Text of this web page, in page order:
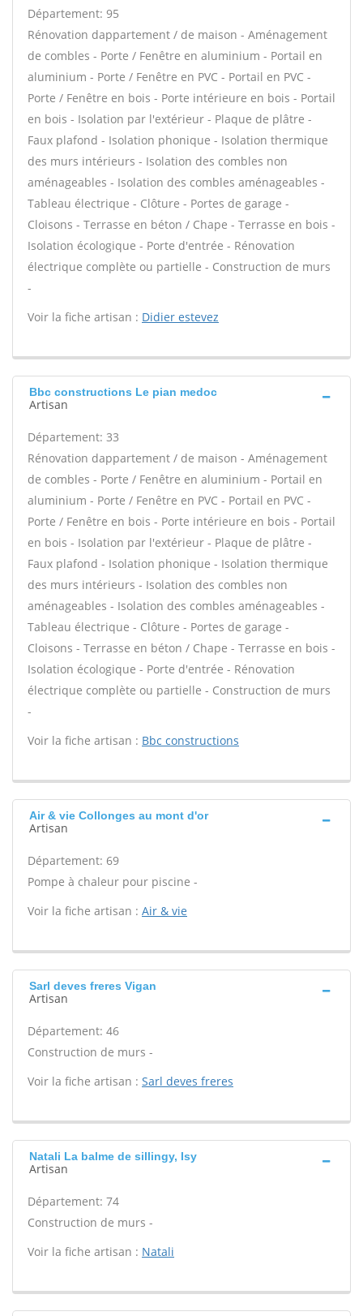
Département: 95
Rénovation dappartement / de maison - Aménagement
de combles - Porte / Fenêtre en aluminium - Portail en
aluminium - Porte / Fenêtre en PVC - Portail en PVC -
Porte / Fenêtre en bois - Porte intérieure en bois - Portail
en bois - Isolation par l'extérieur - Plaque de plâtre -
Faux plafond - Isolation phonique - Isolation thermique
des murs intérieurs - Isolation des combles non
aménageables - Isolation des combles aménageables -
Tableau électrique - Clôture - Portes de garage -
Cloisons - Terrasse en béton / Chape - Terrasse en bois -
Isolation écologique - Porte d'entrée - Rénovation
électrique complète ou partielle - Construction de murs
-
Voir la fiche artisan : Didier estevez
Bbc constructions Le pian medoc
Artisan
Département: 33
Rénovation dappartement / de maison - Aménagement
de combles - Porte / Fenêtre en aluminium - Portail en
aluminium - Porte / Fenêtre en PVC - Portail en PVC -
Porte / Fenêtre en bois - Porte intérieure en bois - Portail
en bois - Isolation par l'extérieur - Plaque de plâtre -
Faux plafond - Isolation phonique - Isolation thermique
des murs intérieurs - Isolation des combles non
aménageables - Isolation des combles aménageables -
Tableau électrique - Clôture - Portes de garage -
Cloisons - Terrasse en béton / Chape - Terrasse en bois -
Isolation écologique - Porte d'entrée - Rénovation
électrique complète ou partielle - Construction de murs
-
Voir la fiche artisan : Bbc constructions
Air & vie Collonges au mont d'or
Artisan
Département: 69
Pompe à chaleur pour piscine -
Voir la fiche artisan : Air & vie
Sarl deves freres Vigan
Artisan
Département: 46
Construction de murs -
Voir la fiche artisan : Sarl deves freres
Natali La balme de sillingy, Isy
Artisan
Département: 74
Construction de murs -
Voir la fiche artisan : Natali